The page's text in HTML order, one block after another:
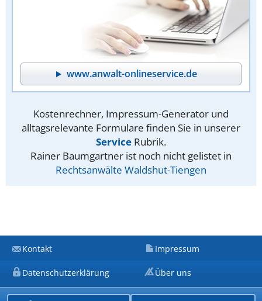
www.anwalt-onlineservice.de
Kostenrechner, Impressum-Generator und
alltagsrelevante Formulare finden Sie in unserer
Service Rubrik.
Rainer Baumgartner ist noch nicht gelistet in
Rechtsanwälte Waldshut-Tiengen
Kontakt Impressum
Datenschutzerklärung Über uns